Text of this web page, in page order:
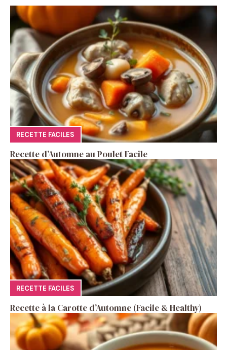
RECETTE FACILES
Recette d’Automne au Poulet Facile
RECETTE FACILES
Recette à la Carotte d’Automne (Facile & Healthy)